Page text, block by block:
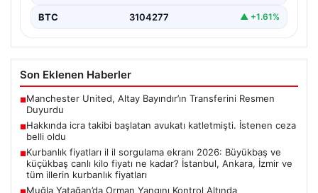
BTC 3104277 ▲ +1.61%
Son Eklenen Haberler
■Manchester United, Altay Bayındır’ın Transferini Resmen
Duyurdu
■Hakkında icra takibi başlatan avukatı katletmişti. İstenen ceza
belli oldu
■Kurbanlık fiyatları il il sorgulama ekranı 2026: Büyükbaş ve
küçükbaş canlı kilo fiyatı ne kadar? İstanbul, Ankara, İzmir ve
tüm illerin kurbanlık fiyatları
Muğla Yatağan’da Orman Yangını Kontrol Altında